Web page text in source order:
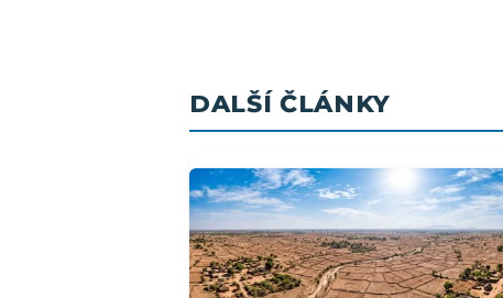
DALŠÍ ČLÁNKY